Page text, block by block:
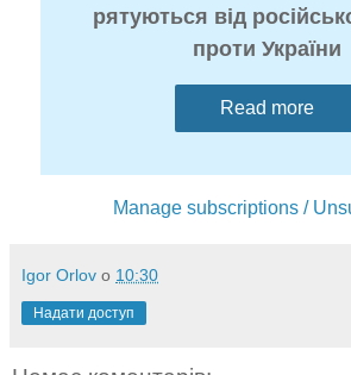
рятуються від
проти України
Read more
Manage subscriptions /
Igor Orlov о 10:30
Надати доступ